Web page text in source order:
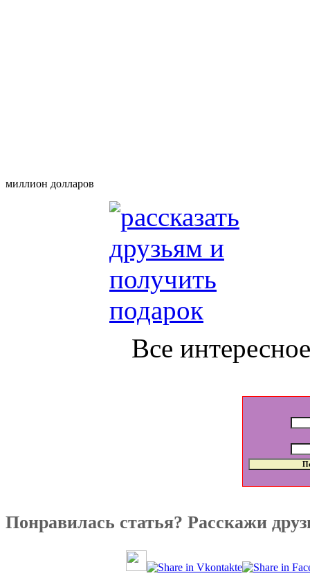
миллион долларов
Все
Понравилась статья? Расскажи